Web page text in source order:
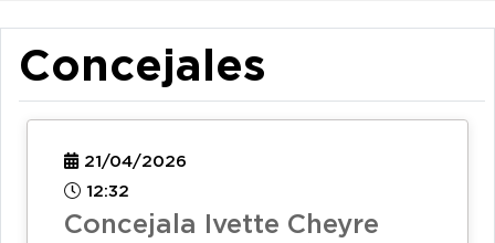
Concejales
21/04/2026
12:32
Concejala Ivette Cheyre